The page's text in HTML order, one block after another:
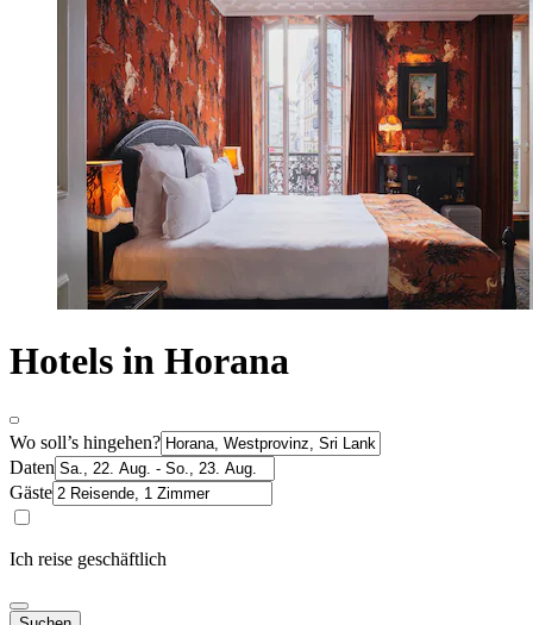
Hotels in Horana
Wo soll’s hingehen?
Daten
Gäste
Ich reise geschäftlich